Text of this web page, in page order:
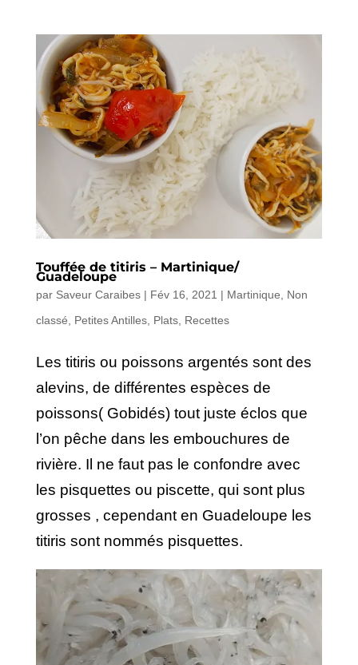
Touffée de titiris – Martinique/
Guadeloupe
par Saveur Caraibes| Fév 16, 2021 | Martinique
Non
classé
Petites Antilles, Plats, Recettes
Les titiris ou poissons argentés sont des
alevins, de différentes espèces de
poissons( Gobidés) tout juste éclos que
l’on pêche dans les embouchures de
rivière. Il ne faut pas le confondre avec
les pisquettes ou piscette, qui sont plus
grosses , cependant en Guadeloupe les
titiris sont nommés pisquettes.